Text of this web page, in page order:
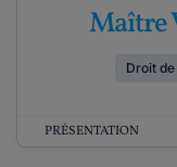
Maître
Droit
PRÉSENTATION